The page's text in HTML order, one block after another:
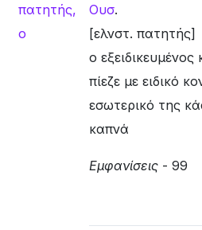
πατητής,
ο
Ουσ.
[ελνστ. πατητής]
ο
πίεζε με ειδικό
εσωτερικό της
καπνά
Εμφανίσεις - 99